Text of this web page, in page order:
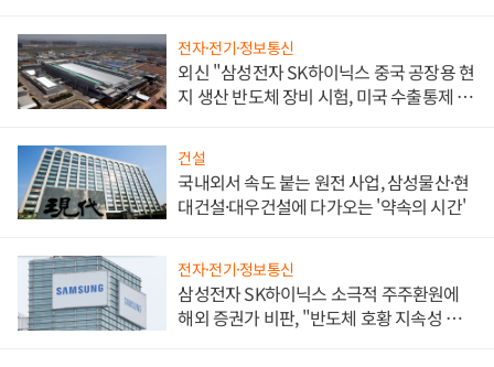
전자·전기·정보통신
외신 "삼성전자 SK하이닉스 중국 공장용 현
지 생산 반도체 장비 시험, 미국 수출통제 대
건설
국내외서 속도 붙는 원전 사업, 삼성물산·현
대건설·대우건설에 다가오는 '약속의 시간'
전자·전기·정보통신
삼성전자 SK하이닉스 소극적 주주환원에
해외 증권가 비판, "반도체 호황 지속성 의